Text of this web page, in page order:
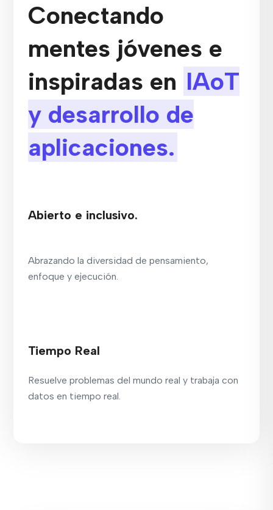
Conectando
mentes jóvenes e
inspiradas en IAoT
y desarrollo de
aplicaciones.
Abierto e inclusivo.
Abrazando la diversidad de pensamiento,
enfoque y ejecución.
Tiempo Real
Resuelve problemas del mundo real y trabaja con
datos en tiempo real.